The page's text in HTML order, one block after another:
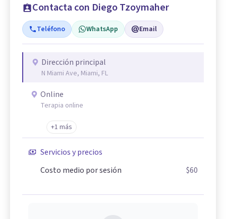
Contacta con Diego Tzoymaher
Teléfono WhatsApp Email
Dirección principal
N Miami Ave, Miami, FL
Online
Terapia online
+1 más
Servicios y precios
Costo medio por sesión
$60